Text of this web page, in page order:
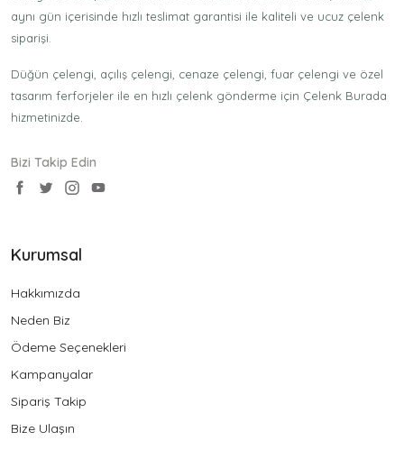
aynı gün içerisinde hızlı teslimat garantisi ile kaliteli ve ucuz çelenk
siparişi.
Düğün çelengi, açılış çelengi, cenaze çelengi, fuar çelengi ve özel
tasarım ferforjeler ile en hızlı çelenk gönderme için Çelenk Burada
hizmetinizde.
Bizi Takip Edin
Kurumsal
Hakkımızda
Neden Biz
Ödeme Seçenekleri
Kampanyalar
Sipariş Takip
Bize Ulaşın